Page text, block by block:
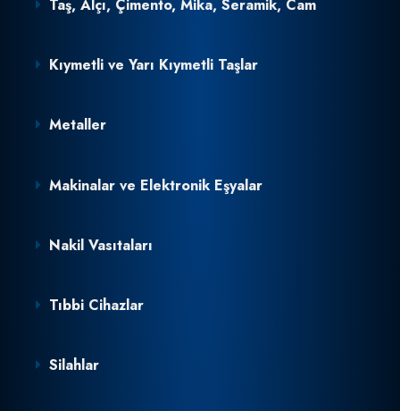
Taş, Alçı, Çimento, Mika, Seramik, Cam
Kıymetli ve Yarı Kıymetli Taşlar
Metaller
Makinalar ve Elektronik Eşyalar
Nakil Vasıtaları
Tıbbi Cihazlar
Silahlar